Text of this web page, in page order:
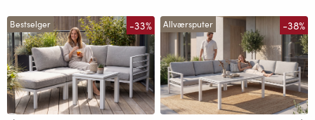
Bestselger -33% Allværsputer -38%